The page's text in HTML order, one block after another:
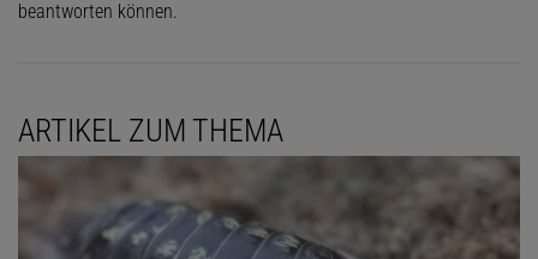
beantworten können.
ARTIKEL ZUM THEMA